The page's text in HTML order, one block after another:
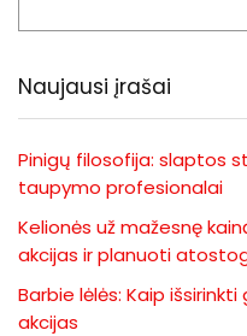
Naujausi įrašai
Pinigų filosofija: slaptos
taupymo profesionalai
Kelionės už mažesnę
akcijas ir planuoti
Barbie lėlės: Kaip
akcijas